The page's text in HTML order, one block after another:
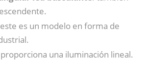
es un modelo en forma de
una iluminación lineal.